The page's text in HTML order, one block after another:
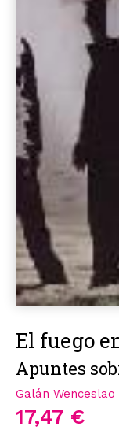
El fuego
Apuntes
Galán Wenceslao
17,47 €